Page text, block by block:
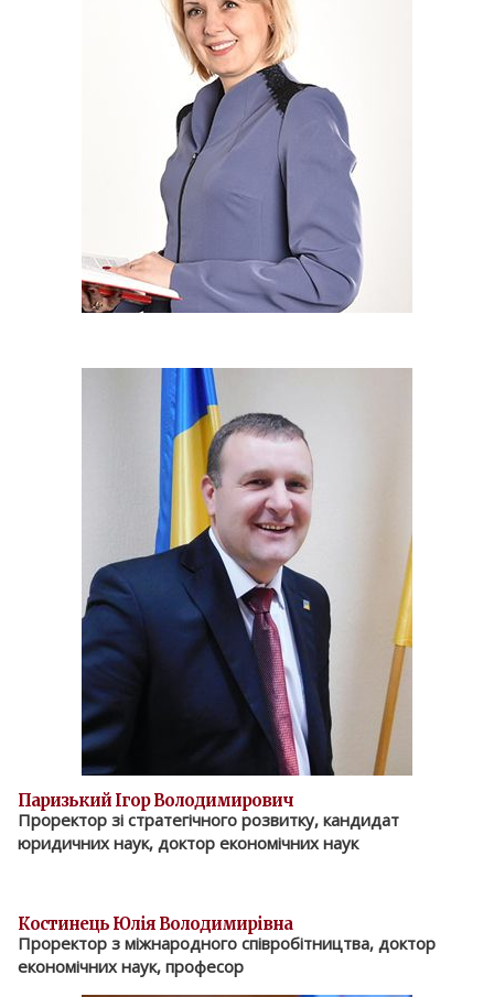
Паризький Ігор Володимирович
Проректор зі стратегічного розвитку, кандидат
юридичних наук, доктор економічних наук
Костинець Юлія Володимирівна
Проректор з міжнародного співробітництва, доктор
економічних наук, професор